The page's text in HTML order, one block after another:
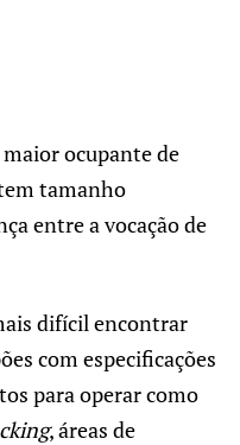
ocupante de
tamanho
entre a vocação de
difícil encontrar
com especificações
para operar como
, áreas de